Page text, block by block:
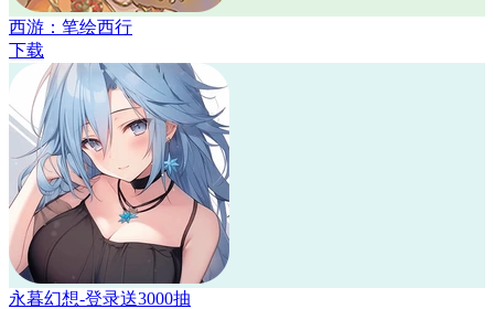
西游：笔绘西行
下载
永暮幻想-登录送3000抽